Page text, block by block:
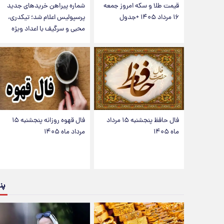
قیمت طلا و سکه امروز جمعه
۱۶ مرداد ۱۴۰۵ +جدول
شماره پیراهن خریدهای جدید
پرسپولیس اعلام شد؛ تیکدری،
محبی و سرگیف با اعداد ویژه
فال حافظ پنجشنبه ۱۵ مرداد
ماه ۱۴۰۵
فال قهوه روزانه پنجشنبه ۱۵
مرداد ماه ۱۴۰۵